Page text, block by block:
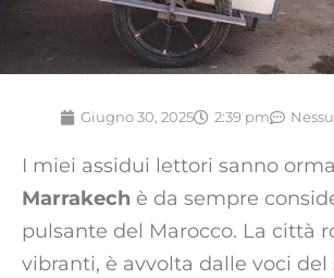
Giugno 30, 2025 2:39 pm
I miei assidui lettori sanno
Marrakech è da sempre
pulsante del Marocco. La città
vibranti, è avvolta dalle voci del